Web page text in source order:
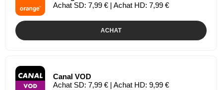
Achat SD: 7,99 € | Achat HD: 7,99 €
ACHAT
Canal VOD
Achat SD: 7,99 € | Achat HD: 9,99 €